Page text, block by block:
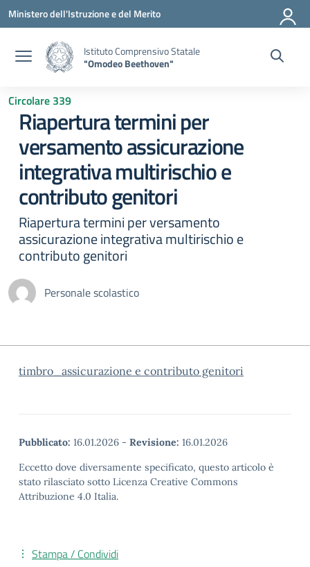
Vai ai contenuti
Vai al menu di navigazione
Vai al footer
Ministero dell'Istruzione e del Merito
Istituto Comprensivo Statale
"Omodeo Beethoven"
Circolare 339
Riapertura termini per
versamento assicurazione
integrativa multirischio e
contributo genitori
Riapertura termini per versamento
assicurazione integrativa multirischio e
contributo genitori
Personale scolastico
timbro_assicurazione e contributo genitori
Pubblicato: 16.01.2026 - Revisione: 16.01.2026
Eccetto dove diversamente specificato, questo articolo è
stato rilasciato sotto Licenza Creative Commons
Attribuzione 4.0 Italia.
Stampa / Condividi